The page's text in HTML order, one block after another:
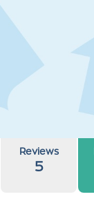
Reviews
5